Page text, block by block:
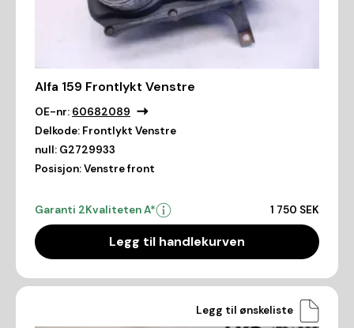
Alfa 159 Frontlykt Venstre
OE-nr: 60682089
Delkode: Frontlykt Venstre
null: G2729933
Posisjon:Venstre front
Garanti 2Kvaliteten A* 1 750 SEK
Legg til handlekurven
Legg til ønskeliste